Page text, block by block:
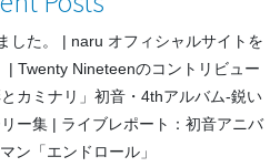
た。
naru オフィシャルサイトを
Twenty Nineteenのコントリビュー
とカミナリ」初音・4thアルバム-鋭い
ー集
ライブレポート：初音アニバ
ン「エンドロール」